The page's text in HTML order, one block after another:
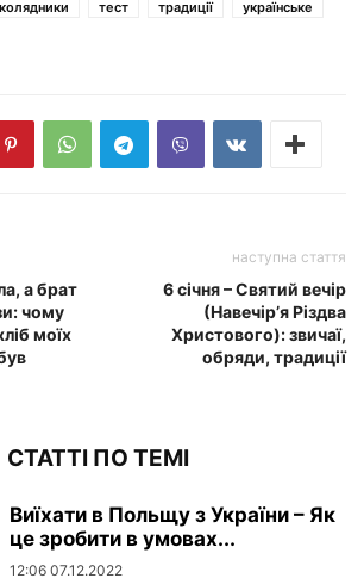
колядники тест традиції
українське
а брат
чому
моїх
наступна стаття
6 січня – Святий вечір
(Навечір’я Різдва
Христового): звичаї,
обряди, традиції
СТАТТІ ПО ТЕМІ
Виїхати в Польщу з України – Як
це зробити в умовах...
12:06 07.12.2022